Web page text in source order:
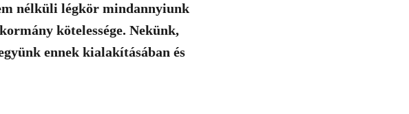
nélküli légkör mindannyiunk
kötelessége. Nekünk,
ennek kialakításában és